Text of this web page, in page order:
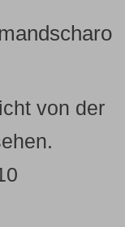
von der